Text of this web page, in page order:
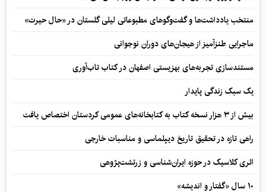
منتخب یادداشت‌ها و گفت‌وگوهای مطبوعاتی لیلی گلستان در «حال حیرت»
ماجرایی طنزآمیز از هیجان‌های دوران نوجوانی
مستندسازی تجربه‌های بهزیستی اصفهان در کتاب تاب‌آوری
یک سبک زندگی پایدار
بیش از ۳ هزار نسخه کتاب به کتابخانه‌های عمومی کردستان اختصاص یافت
راهی تازه در تحقیق تاریخ دیپلماسی و مناسبات خارجی
اثری کلاسیک در حوزه ایران‌شناسی و زرتشت‌پژوهی
۱۰ سال «گفتار و اندیشه»